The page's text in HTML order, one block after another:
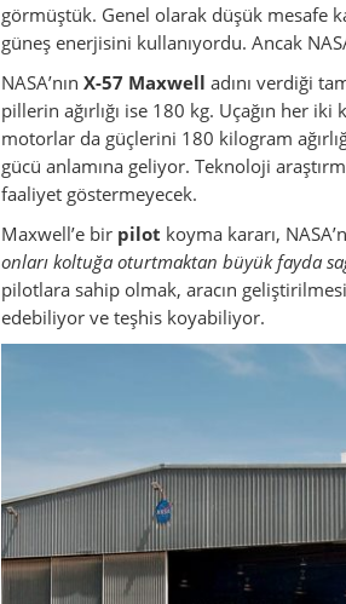
görmüştük. Genel olarak düşük mesafe
güneş enerjisini kullanıyordu. Ancak
NASA’nın X-57 Maxwell adını verdiği
pillerin ağırlığı ise 180 kg. Uçağın her
motorlar da güçlerini 180 kilogram
gücü anlamına geliyor. Teknoloji
faaliyet göstermeyecek.
Maxwell’e bir pilot koyma kararı,
onları koltuğa oturtmaktan büyük fayda
pilotlara sahip olmak, aracın
edebiliyor ve teşhis koyabiliyor.